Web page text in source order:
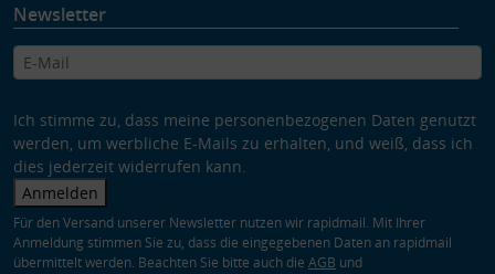
Newsletter
Ich stimme zu, dass meine personenbezogenen Daten genutzt
werden, um werbliche E-Mails zu erhalten, und weiß, dass ich
dies jederzeit widerrufen kann.
Anmelden
Für den Versand unserer Newsletter nutzen wir rapidmail. Mit Ihrer
Anmeldung stimmen Sie zu, dass die eingegebenen Daten an rapidmail
übermittelt werden. Beachten Sie bitte auch die AGB und